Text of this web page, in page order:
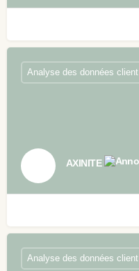
AXINITE
Analyse des données client
Analyse des données client